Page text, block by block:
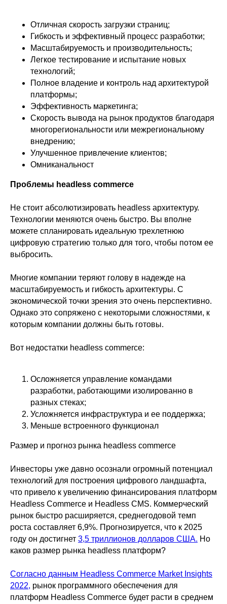
Отличная скорость загрузки страниц;
Гибкость и эффективный процесс разработки;
Масштабируемость и производительность;
Легкое тестирование и испытание новых
технологий;
Полное владение и контроль над архитектурой
платформы;
Эффективность маркетинга;
Скорость вывода на рынок продуктов благодаря
многорегиональности или межрегиональному
внедрению;
Улучшенное привлечение клиентов;
Омниканальност
Проблемы headless commerce
Не стоит абсолютизировать headless архитектуру.
Технологии меняются очень быстро. Вы вполне
можете спланировать идеальную трехлетнюю
цифровую стратегию только для того, чтобы потом ее
выбросить.
Многие компании теряют голову в надежде на
масштабируемость и гибкость архитектуры. С
экономической точки зрения это очень перспективно.
Однако это сопряжено с некоторыми сложностями, к
которым компании должны быть готовы.
Вот недостатки headless commerce:
Осложняется управление командами
разработки, работающими изолированно в
разных стеках;
Усложняется инфраструктура и ее поддержка;
Меньше встроенного функционал
Размер и прогноз рынка headless commerce
Инвесторы уже давно осознали огромный потенциал
технологий для построения цифрового ландшафта,
что привело к увеличению финансирования платформ
Headless Commerce и Headless CMS. Коммерческий
рынок быстро расширяется, среднегодовой темп
роста составляет 6,9%. Прогнозируется, что к 2025
году он достигнет 3,5 триллионов долларов США. Но
каков размер рынка headless платформ?
Согласно данным Headless Commerce Market Insights
2022, рынок программного обеспечения для
платформ Headless Commerce будет расти в среднем